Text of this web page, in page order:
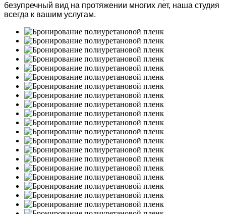
безупречный вид на протяжении многих лет, наша студия
всегда к вашим услугам.